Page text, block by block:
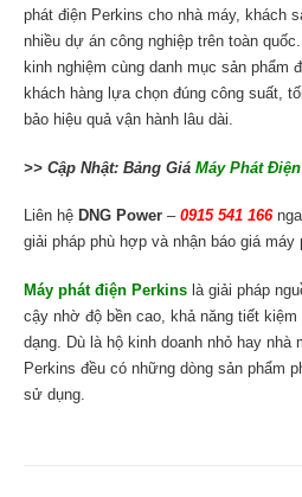
phát điện Perkins cho nhà máy, khách
nhiều dự án công nghiệp trên toàn
kinh nghiệm cùng danh mục sản phẩm
khách hàng lựa chọn đúng công suất,
bảo hiệu quả vận hành lâu dài.
>> Cập Nhật: Bảng Giá Máy Phát
Liên hệ DNG Power – 0915 541 166
giải pháp phù hợp và nhận báo giá
Máy phát điện Perkins là giải pháp
cậy nhờ độ bền cao, khả năng tiết
dạng. Dù là hộ kinh doanh nhỏ hay nhà
Perkins đều có những dòng sản phẩm
sử dụng.